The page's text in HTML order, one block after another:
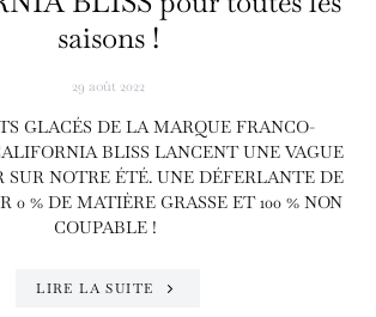
saisons !
29 août 2022
GLACÉS DE LA MARQUE FRANCO-
BLISS LANCENT UNE VAGUE
SUR NOTRE ÉTÉ. UNE DÉFERLANTE DE
0 % DE MATIÈRE GRASSE ET 100 % NON
COUPABLE !
LIRE LA SUITE